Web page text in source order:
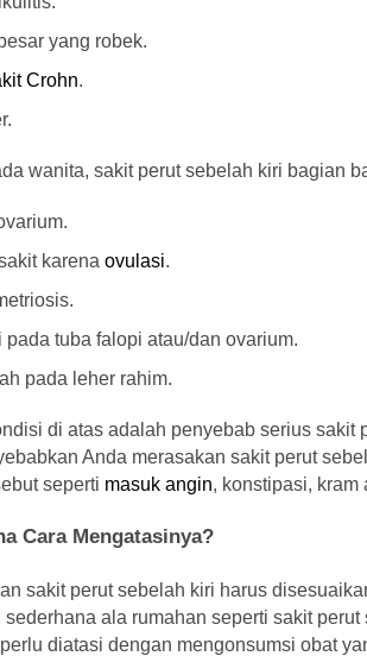
yang robek.
Crohn.
wanita, sakit perut sebelah kiri bagian
karena ovulasi.
pada tuba falopi atau/dan ovarium.
pada leher rahim.
di atas adalah penyebab serius
Anda merasakan sakit perut
seperti masuk angin, konstipasi, kram
Cara Mengatasinya?
sakit perut sebelah kiri harus
sederhana ala rumahan seperti sakit
diatasi dengan mengonsumsi obat